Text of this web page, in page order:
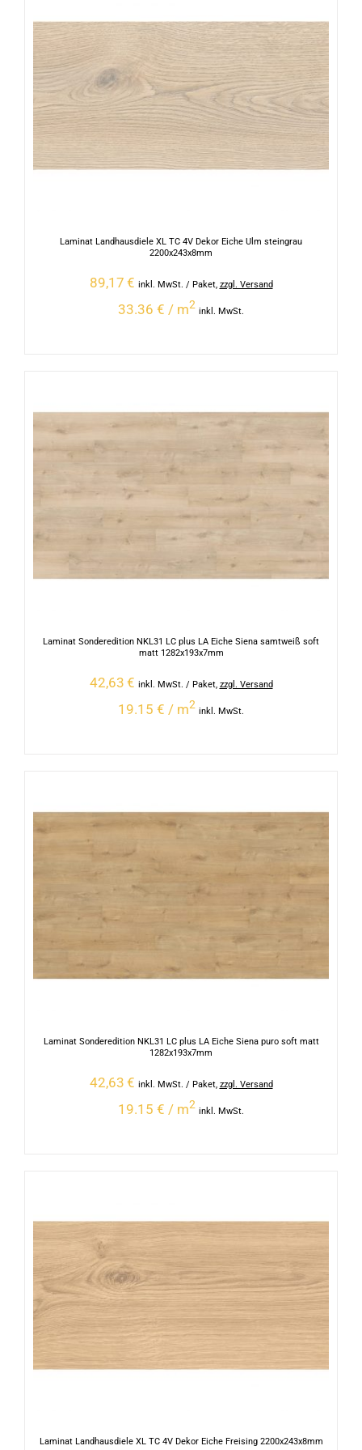
Laminat Landhausdiele XL TC 4V Dekor Eiche Ulm steingrau
2200x243x8mm
89,17 € inkl. MwSt. / Paket, zzgl. Versand
33.36 € / m2
inkl. MwSt.
Laminat Sonderedition NKL31 LC plus LA Eiche Siena samtweiß soft
matt 1282x193x7mm
42,63 € inkl. MwSt. / Paket, zzgl. Versand
19.15 € / m2
inkl. MwSt.
Laminat Sonderedition NKL31 LC plus LA Eiche Siena puro soft matt
1282x193x7mm
42,63 € inkl. MwSt. / Paket, zzgl. Versand
19.15 € / m2
inkl. MwSt.
Laminat Landhausdiele XL TC 4V Dekor Eiche Freising 2200x243x8mm